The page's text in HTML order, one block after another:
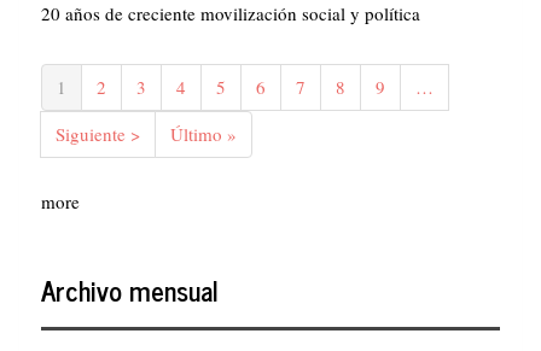
20 años de creciente movilización social y política
Paginación
Página
actual
1 Página
2 Página
3 Página
4 Página
5 Página
6 Página
7 Página
8 Página
9
…
Siguiente
página
Siguiente >
Última
página
Último »
more
Archivo mensual